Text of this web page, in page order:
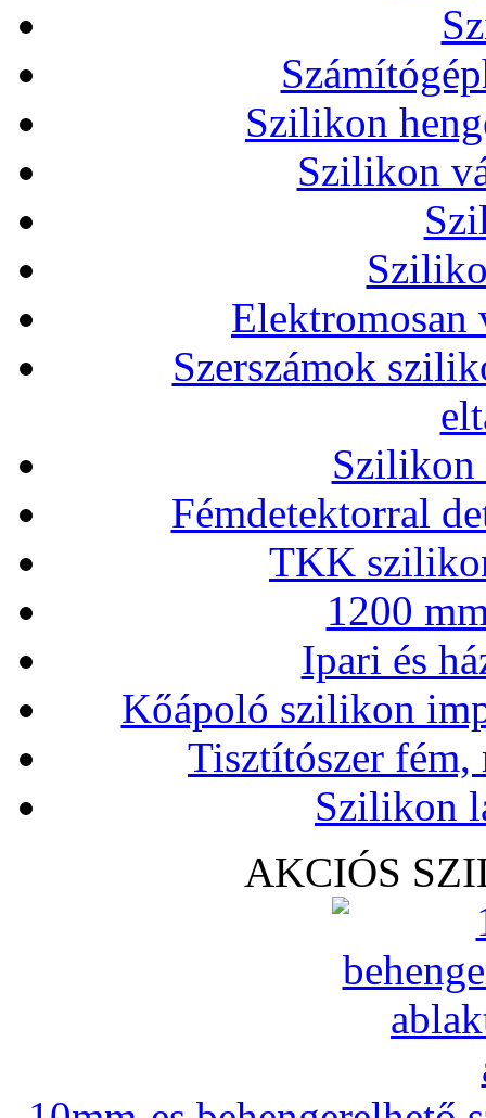
Szilikon
Szilikon
Elektromosan
Szerszámok
Szilikon
Fémdetektorral
TKK
1200
Ipari és
Kőápoló szilikon
Tisztítószer
Szilikon
AKCIÓS